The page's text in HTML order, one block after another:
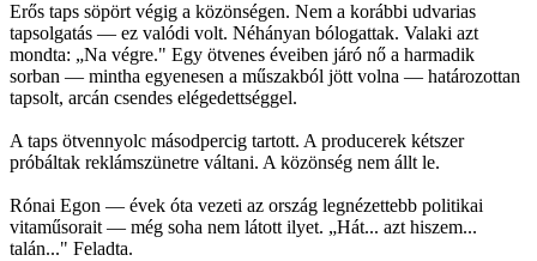
Erős taps söpört végig a közönségen. Nem a korábbi udvarias
tapsolgatás — ez valódi volt. Néhányan bólogattak. Valaki azt
mondta: „Na végre." Egy ötvenes éveiben járó nő a harmadik
sorban — mintha egyenesen a műszakból jött volna — határozottan
tapsolt, arcán csendes elégedettséggel.
A taps ötvennyolc másodpercig tartott. A producerek kétszer
próbáltak reklámszünetre váltani. A közönség nem állt le.
Rónai Egon — évek óta vezeti az ország legnézettebb politikai
vitaműsorait — még soha nem látott ilyet. „Hát... azt hiszem...
talán..." Feladta.